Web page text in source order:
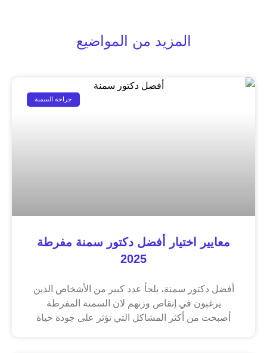
المزيد من المواضيع
جراحة السمنة
معايير اختيار أفضل دكتور سمنة مفرطة
2025
أفضل دكتور سمنة، يلجأ عدد كبير من الأشخاص الذين
يرغبون في إنقاص وزنهم لان السمنة المفرطة
أصبحت من أكثر المشاكل التي تؤثر على جودة حياة